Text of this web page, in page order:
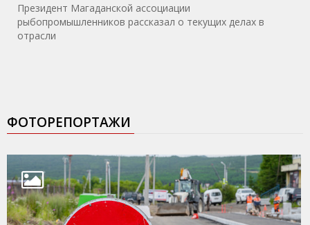
Президент Магаданской ассоциации
рыбопромышленников рассказал о текущих делах в
отрасли
ФОТОРЕПОРТАЖИ